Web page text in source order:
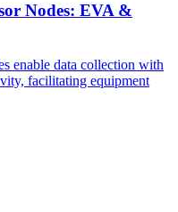
Nodes: EVA &
enable data collection with
facilitating equipment